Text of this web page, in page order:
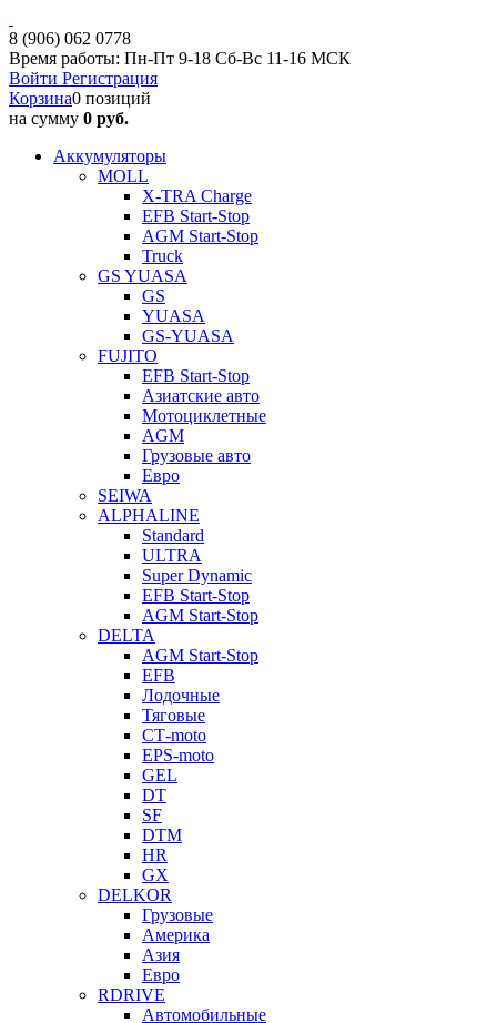
8 (906) 062 0778
Время работы: Пн-Пт 9-18 Сб-Вс 11-16 МСК
Войти Регистрация
Корзина0 позиций
на сумму 0 руб.
Аккумуляторы
MOLL
X-TRA Charge
EFB Start-Stop
AGM Start-Stop
Truck
GS YUASA
GS
YUASA
GS-YUASA
FUJITO
EFB Start-Stop
Азиатские авто
Мотоциклетные
AGM
Грузовые авто
Евро
SEIWA
ALPHALINE
Standard
ULTRA
Super Dynamic
EFB Start-Stop
AGM Start-Stop
DELTA
AGM Start-Stop
EFB
Лодочные
Тяговые
СТ-moto
EPS-moto
GEL
DT
SF
DTM
HR
GX
DELKOR
Грузовые
Америка
Азия
Евро
RDRIVE
Автомобильные